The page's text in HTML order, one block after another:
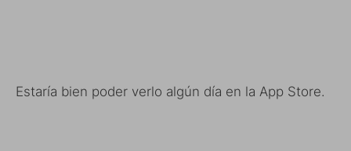
Estaría bien poder verlo algún día en la App Store.